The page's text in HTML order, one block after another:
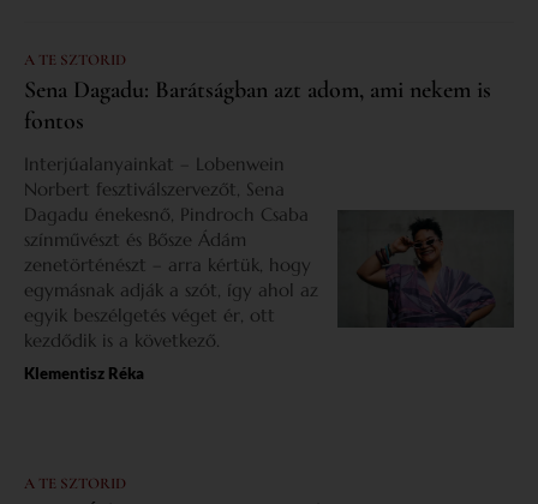
A TE SZTORID
Sena Dagadu: Barátságban azt adom, ami nekem is
fontos
Interjúalanyainkat – Lobenwein
Norbert fesztiválszervezőt, Sena
Dagadu énekesnő, Pindroch Csaba
színművészt és Bősze Ádám
zenetörténészt – arra kértük, hogy
egymásnak adják a szót, így ahol az
egyik beszélgetés véget ér, ott
kezdődik is a következő.
Klementisz Réka
A TE SZTORID